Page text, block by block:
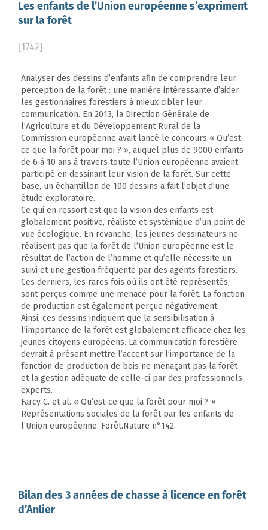
Les enfants de l’Union européenne s’expriment
sur la forêt
[1742]
Analyser des dessins d’enfants afin de comprendre leur
perception de la forêt : une manière intéressante d’aider
les gestionnaires forestiers à mieux cibler leur
communication. En 2013, la Direction Générale de
l’Agriculture et du Développement Rural de la
Commission européenne avait lancé le concours « Qu’est-
ce que la forêt pour moi ? », auquel plus de 9000 enfants
de 6 à 10 ans à travers toute l’Union européenne avaient
participé en dessinant leur vision de la forêt. Sur cette
base, un échantillon de 100 dessins a fait l’objet d’une
étude exploratoire.
Ce qui en ressort est que la vision des enfants est
globalement positive, réaliste et systémique d’un point de
vue écologique. En revanche, les jeunes dessinateurs ne
réalisent pas que la forêt de l’Union européenne est le
résultat de l’action de l’homme et qu’elle nécessite un
suivi et une gestion fréquente par des agents forestiers.
Ces derniers, les rares fois où ils ont été représentés,
sont perçus comme une menace pour la forêt. La fonction
de production est également perçue négativement.
Ainsi, ces dessins indiquent que la sensibilisation à
l’importance de la forêt est globalement efficace chez les
jeunes citoyens européens. La communication forestière
devrait à présent mettre l’accent sur l’importance de la
fonction de production de bois ne menaçant pas la forêt
et la gestion adéquate de celle-ci par des professionnels
experts.
Farcy C. et al. « Qu’est-ce que la forêt pour moi ? »
Représentations sociales de la forêt par les enfants de
l’Union européenne. Forêt.Nature n°142.
Bilan des 3 années de chasse à licence en forêt
d’Anlier